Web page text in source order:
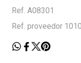
Ref. A08301
Ref. proveedor